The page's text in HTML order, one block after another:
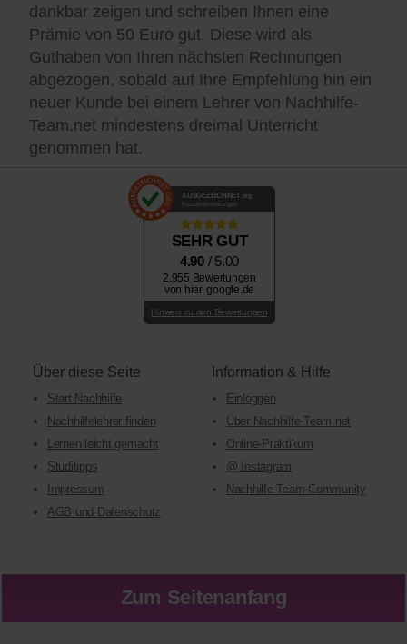
dankbar zeigen und schreiben Ihnen eine
Prämie von 50 Euro gut. Diese wird als
Guthaben von Ihren nächsten Rechnungen
abgezogen, sobald auf Ihre Empfehlung hin ein
neuer Kunde bei einem Lehrer von Nachhilfe-
Team.net mindestens dreimal Unterricht
genommen hat.
AUSGEZEICHNET .org
Kundenbewertungen
SEHR GUT
4.90 / 5.00
2.955 Bewertungen
von hier, google.de
Hinweis zu den Bewertungen
Über diese Seite
Start Nachhilfe
Nachhilfelehrer finden
Lernen leicht gemacht
Studitipps
Impressum
AGB und Datenschutz
Information & Hilfe
Einloggen
Über Nachhilfe-Team.net
Online-Praktikum
@ Instagram
Nachhilfe-Team-Community
Zum Seitenanfang